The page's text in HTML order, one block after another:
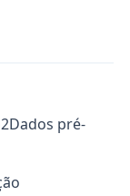
2Dados pré-